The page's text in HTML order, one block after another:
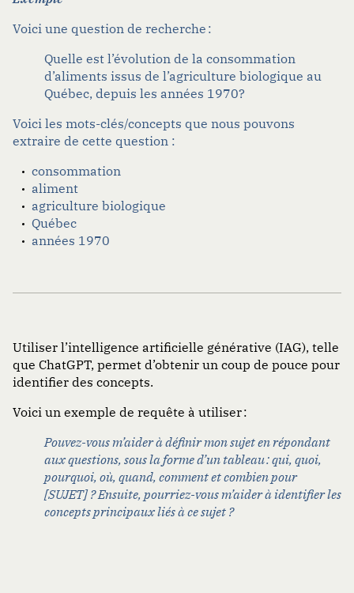
Voici une question de recherche :
Quelle est l’évolution de la consommation
d’aliments issus de l’agriculture biologique au
Québec, depuis les années 1970?
Voici les mots-clés/concepts que nous pouvons
extraire de cette question :
consommation
aliment
agriculture biologique
Québec
années 1970
Utiliser l’intelligence artificielle générative (IAG), telle
que ChatGPT, permet d’obtenir un coup de pouce pour
identifier des concepts.
Voici un exemple de requête à utiliser :
Pouvez-vous m’aider à définir mon sujet en répondant
aux questions, sous la forme d’un tableau : qui, quoi,
pourquoi, où, quand, comment et combien pour
[SUJET] ? Ensuite, pourriez-vous m’aider à identifier les
concepts principaux liés à ce sujet ?